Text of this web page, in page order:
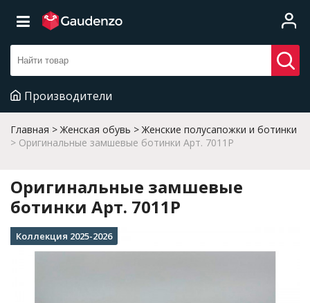
Производители
Главная Женская обувь
Женские полусапожки и ботинки
Оригинальные замшевые ботинки Арт. 7011P
Оригинальные замшевые
ботинки Арт. 7011P
Коллекция 2025-2026